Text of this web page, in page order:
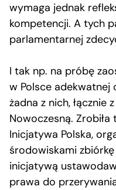
wymaga jednak
kompetencji. A tych
parlamentarnej
I tak np. na próbę
w Polsce adekwatnej
żadna z nich, łącznie
Nowoczesną.
Inicjatywa Polska,
środowiskami
inicjatywą
prawa do